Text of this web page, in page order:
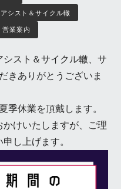
シスト＆サイクル轍
営業案内
スト＆サイクル轍、サ
きありがとうございま
季休業を頂戴します。
けいたしますが、ご理
し上げます。